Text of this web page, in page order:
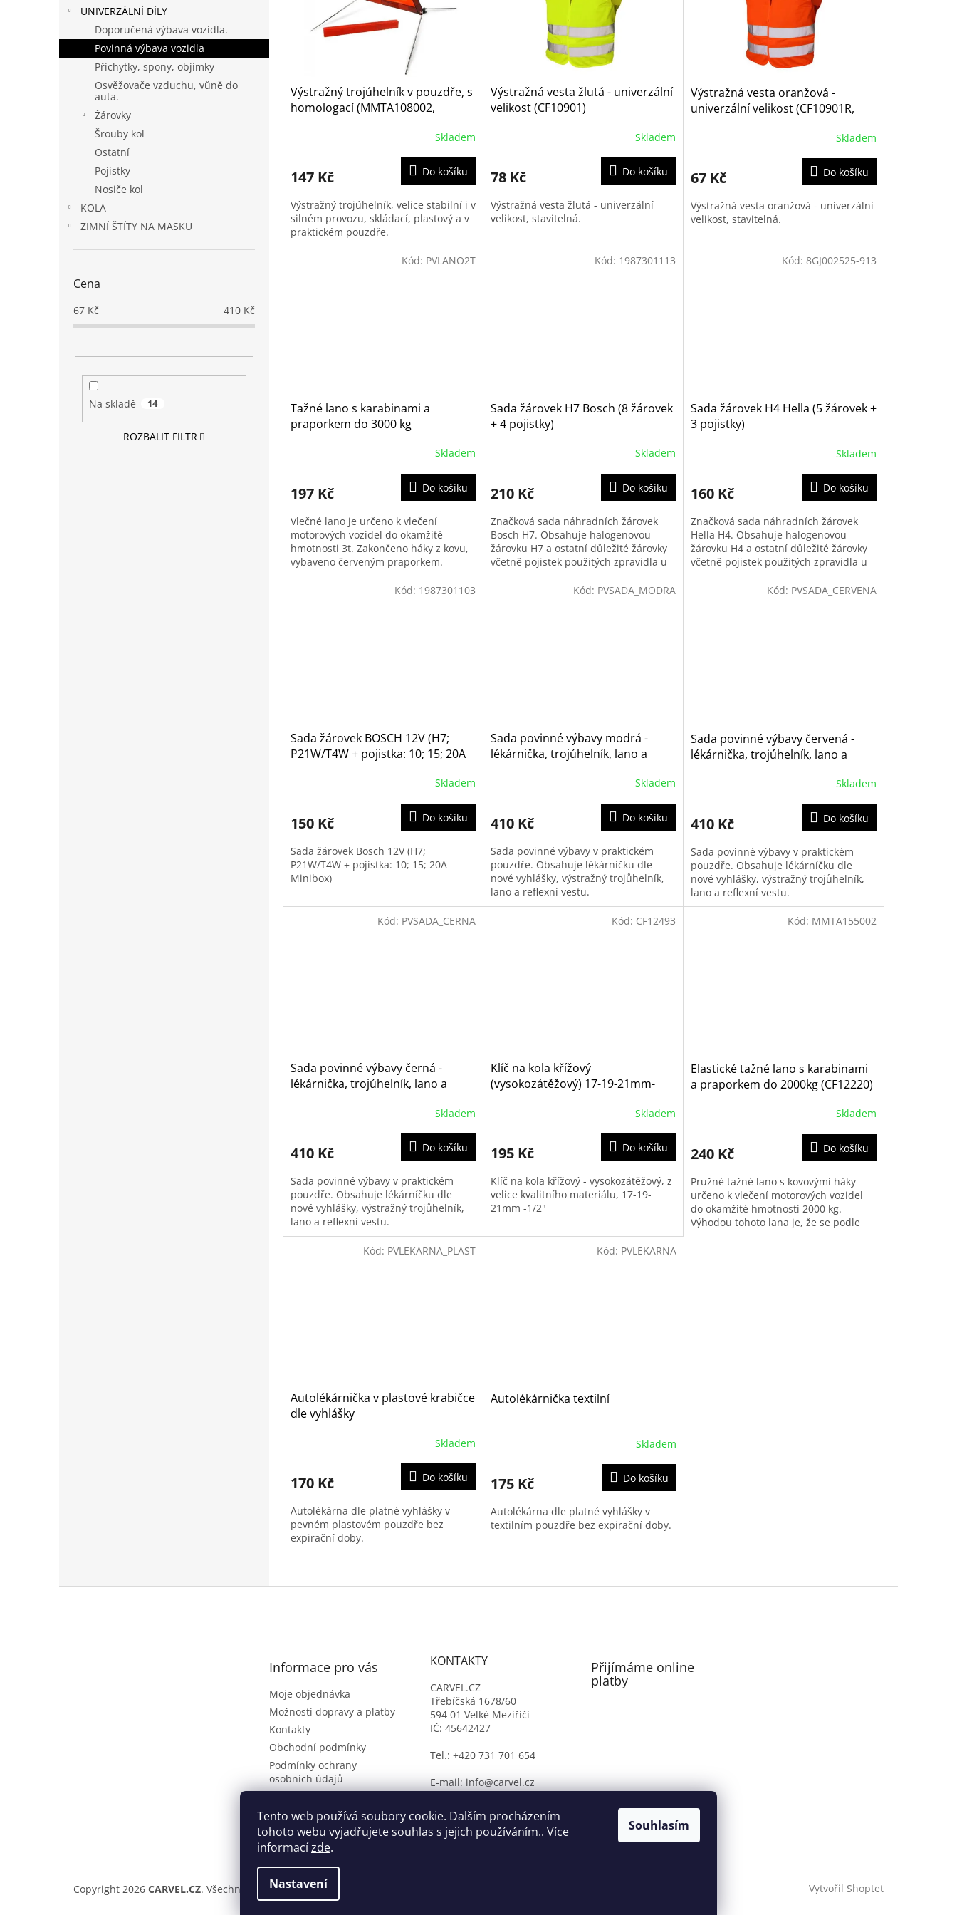
Tento web používá soubory cookie. Dalším procházením
tohoto webu vyjadřujete souhlas s jejich používáním.. Více
informacízde.
Nastavení
Souhlasím
l
UNIVERZÁLNÍ DÍLY
Doporučená výbava vozidla.
Povinná výbava vozidla
Příchytky, spony, objímky
Osvěžovače vzduchu, vůně do
auta.
Žárovky
Šrouby kol
Ostatní
Pojistky
Nosiče kol
KOLA
ZIMNÍ ŠTÍTY NA MASKU
Cena
67 Kč 410 Kč
Na skladě 14
ROZBALIT FILTR
Výstražný trojúhelník v pouzdře, s
homologací (MMTA108002,
Skladem
147 Kč Do košíku
Výstražný trojúhelník, velice stabilní i v
silném provozu, skládací, plastový a v
praktickém pouzdře.
Výstražná vesta žlutá - univerzální
velikost (CF10901)
Skladem
78 Kč Do košíku
Výstražná vesta žlutá - univerzální
velikost, stavitelná.
Výstražná vesta oranžová -
univerzální velikost (CF10901R,
Skladem
67 Kč Do košíku
Výstražná vesta oranžová - univerzální
velikost, stavitelná.
Tažné lano s karabinami a
praporkem do 3000 kg
Skladem
197 Kč Do košíku
Vlečné lano je určeno k vlečení
motorových vozidel do okamžité
hmotnosti 3t. Zakončeno háky z kovu,
vybaveno červeným praporkem.
Kód: PVLANO2T
Sada žárovek H7 Bosch (8 žárovek
+ 4 pojistky)
Skladem
210 Kč Do košíku
Značková sada náhradních žárovek
Bosch H7. Obsahuje halogenovou
žárovku H7 a ostatní důležité žárovky
včetně pojistek použitých zpravidla u
většiny současných vozidel.
Kód: 1987301113
Sada žárovek H4 Hella (5 žárovek +
3 pojistky)
Skladem
160 Kč Do košíku
Značková sada náhradních žárovek
Hella H4. Obsahuje halogenovou
žárovku H4 a ostatní důležité žárovky
včetně pojistek použitých zpravidla u
většiny vozidel.
Kód: 8GJ002525-913
Sada žárovek BOSCH 12V (H7;
P21W/T4W + pojistka: 10; 15; 20A
Skladem
150 Kč Do košíku
Sada žárovek Bosch 12V (H7;
P21W/T4W + pojistka: 10; 15; 20A
Minibox)
Kód: 1987301103
Sada povinné výbavy modrá -
lékárnička, trojúhelník, lano a
Skladem
410 Kč Do košíku
Sada povinné výbavy v praktickém
pouzdře. Obsahuje lékárníčku dle
nové vyhlášky, výstražný trojůhelník,
lano a reflexní vestu.
Kód: PVSADA_MODRA
Sada povinné výbavy červená -
lékárnička, trojúhelník, lano a
Skladem
410 Kč Do košíku
Sada povinné výbavy v praktickém
pouzdře. Obsahuje lékárníčku dle
nové vyhlášky, výstražný trojůhelník,
lano a reflexní vestu.
Kód: PVSADA_CERVENA
Sada povinné výbavy černá -
lékárnička, trojúhelník, lano a
Skladem
410 Kč Do košíku
Sada povinné výbavy v praktickém
pouzdře. Obsahuje lékárníčku dle
nové vyhlášky, výstražný trojůhelník,
lano a reflexní vestu.
Kód: PVSADA_CERNA
Klíč na kola křížový
(vysokozátěžový) 17-19-21mm-
Skladem
195 Kč Do košíku
Klíč na kola křížový - vysokozátěžový, z
velice kvalitního materiálu, 17-19-
21mm -1/2"
Kód: CF12493
Elastické tažné lano s karabinami
a praporkem do 2000kg (CF12220)
Skladem
240 Kč Do košíku
Pružné tažné lano s kovovými háky
určeno k vlečení motorových vozidel
do okamžité hmotnosti 2000 kg.
Výhodou tohoto lana je, že se podle
Kód: MMTA155002
Autolékárnička v plastové krabičce
dle vyhlášky
Skladem
170 Kč Do košíku
Autolékárna dle platné vyhlášky v
pevném plastovém pouzdře bez
expirační doby.
Kód: PVLEKARNA_PLAST
Autolékárnička textilní
Skladem
175 Kč Do košíku
Autolékárna dle platné vyhlášky v
textilním pouzdře bez expirační doby.
Kód: PVLEKARNA
v
i
Informace pro vás
Moje objednávka
Možnosti dopravy a platby
Kontakty
Obchodní podmínky
Podmínky ochrany
osobních údajů
Vrácení zboží
ČLÁNKY
KONTAKTY
CARVEL.CZ
Třebíčská 1678/60
594 01 Velké Meziříčí
IČ: 45642427
Tel.: +420 731 701 654
E-mail: info@carvel.cz
Přijímáme online
platby
Vytvořil Shoptet
Copyright 2026 CARVEL.CZ. Všechna práva vyhrazena.